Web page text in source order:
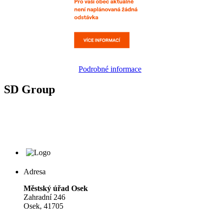
Podrobné informace
SD Group
Adresa
Městský úřad Osek
Zahradní 246
Osek, 41705